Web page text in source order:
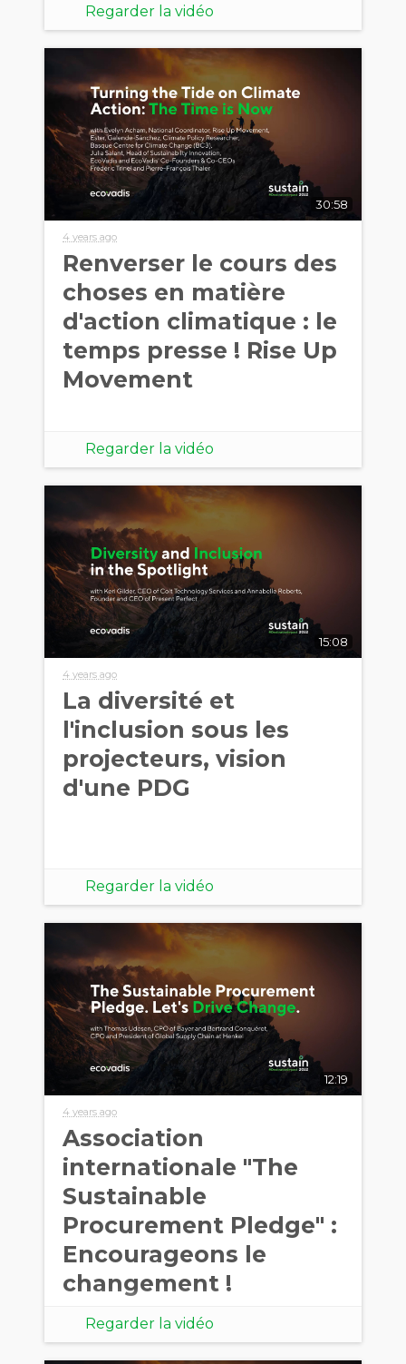
Regarder la vidéo
30:58
4 years ago
Renverser le cours des
choses en matière
d'action climatique : le
temps presse ! Rise Up
Movement
Regarder la vidéo
15:08
4 years ago
La diversité et
l'inclusion sous les
projecteurs, vision
d'une PDG
Regarder la vidéo
12:19
4 years ago
Association
internationale "The
Sustainable
Procurement Pledge" :
Encourageons le
changement !
Regarder la vidéo